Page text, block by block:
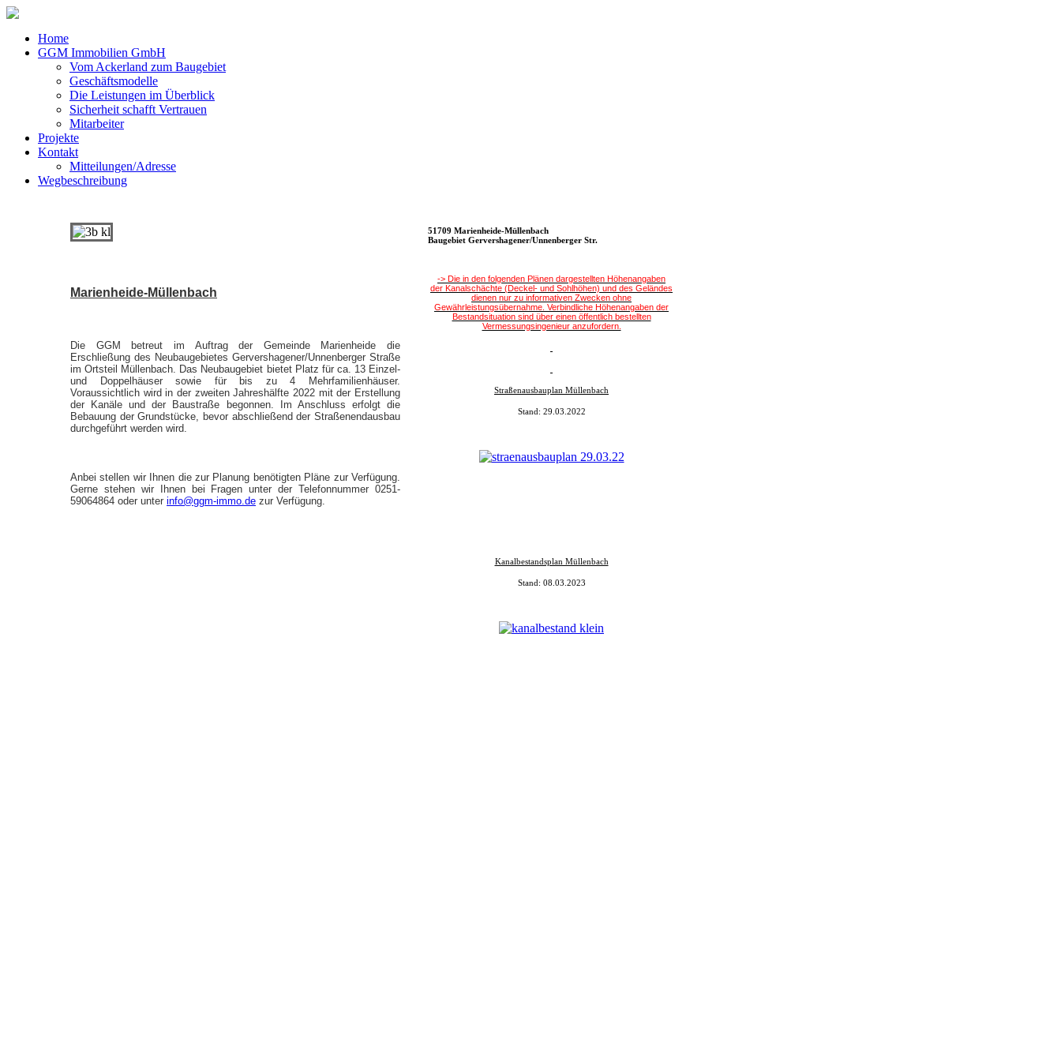
Home
GGM Immobilien GmbH
Vom Ackerland zum Baugebiet
Geschäftsmodelle
Die Leistungen im Überblick
Sicherheit schafft Vertrauen
Mitarbeiter
Projekte
Kontakt
Mitteilungen/Adresse
Wegbeschreibung
51709 Marienheide-Müllenbach
Baugebiet Gervershagener/Unnenberger Str.
Marienheide-Müllenbach
Die GGM betreut im Auftrag der Gemeinde Marienheide die
Erschließung des Neubaugebietes Gervershagener/Unnenberger Straße
im Ortsteil Müllenbach. Das Neubaugebiet bietet Platz für ca. 13 Einzel-
und Doppelhäuser sowie für bis zu 4 Mehrfamilienhäuser.
Voraussichtlich wird in der zweiten Jahreshälfte 2022 mit der Erstellung
der Kanäle und der Baustraße begonnen. Im Anschluss erfolgt die
Bebauung der Grundstücke, bevor abschließend der Straßenendausbau
durchgeführt werden wird.
Anbei stellen wir Ihnen die zur Planung benötigten Pläne zur Verfügung.
Gerne stehen wir Ihnen bei Fragen unter der Telefonnummer 0251-
59064864 oder unter info@ggm-immo.de zur Verfügung.
-> Die in den folgenden Plänen dargestellten Höhenangaben
der Kanalschächte (Deckel- und Sohlhöhen) und des Geländes
dienen nur zu informativen Zwecken ohne
Gewährleistungsübernahme. Verbindliche Höhenangaben der
Bestandsituation sind über einen öffentlich bestellten
Vermessungsingenieur anzufordern.
Straßenausbauplan Müllenbach
Stand: 29.03.2022
Kanalbestandsplan Müllenbach
Stand: 08.03.2023